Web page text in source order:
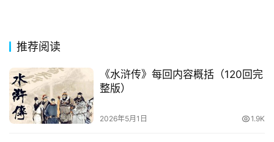
古
今
诗
词
推荐阅读
《水浒传》每回内容概括（120回完
整版）
2026年5月1日 1.9K